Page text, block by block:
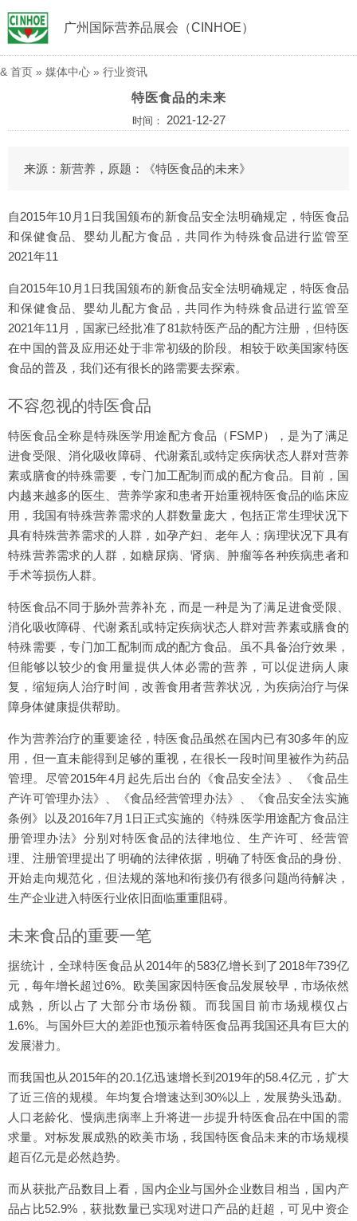
广州国际营养品展会（CINHOE）
& 首页 » 媒体中心 » 行业资讯
特医食品的未来
时间： 2021-12-27
来源：新营养，原题：《特医食品的未来》
自2015年10月1日我国颁布的新食品安全法明确规定，特医食品
和保健食品、婴幼儿配方食品，共同作为特殊食品进行监管至
2021年11
自2015年10月1日我国颁布的新食品安全法明确规定，特医食品
和保健食品、婴幼儿配方食品，共同作为特殊食品进行监管至
2021年11月，国家已经批准了81款特医产品的配方注册，但特医
在中国的普及应用还处于非常初级的阶段。相较于欧美国家特医
食品的普及，我们还有很长的路需要去探索。
不容忽视的特医食品
特医食品全称是特殊医学用途配方食品（FSMP），是为了满足
进食受限、消化吸收障碍、代谢紊乱或特定疾病状态人群对营养
素或膳食的特殊需要，专门加工配制而成的配方食品。目前，国
内越来越多的医生、营养学家和患者开始重视特医食品的临床应
用，我国有特殊营养需求的人群数量庞大，包括正常生理状况下
具有特殊营养需求的人群，如孕产妇、老年人；病理状况下具有
特殊营养需求的人群，如糖尿病、肾病、肿瘤等各种疾病患者和
手术等损伤人群。
特医食品不同于肠外营养补充，而是一种是为了满足进食受限、
消化吸收障碍、代谢紊乱或特定疾病状态人群对营养素或膳食的
特殊需要，专门加工配制而成的配方食品。虽不具备治疗效果，
但能够以较少的食用量提供人体必需的营养，可以促进病人康
复，缩短病人治疗时间，改善食用者营养状况，为疾病治疗与保
障身体健康提供帮助。
作为营养治疗的重要途径，特医食品虽然在国内已有30多年的应
用，但一直未能得到足够的重视，在很长一段时间里被作为药品
管理。尽管2015年4月起先后出台的《食品安全法》、《食品生
产许可管理办法》、《食品经营管理办法》、《食品安全法实施
条例》以及2016年7月1日正式实施的《特殊医学用途配方食品注
册管理办法》分别对特医食品的法律地位、生产许可、经营管
理、注册管理提出了明确的法律依据，明确了特医食品的身份、
开始走向规范化，但法规的落地和衔接仍有很多问题尚待解决，
生产企业进入特医行业依旧面临重重阻碍。
未来食品的重要一笔
据统计，全球特医食品从2014年的583亿增长到了2018年739亿
元，每年增长超过6%。欧美国家因特医食品发展较早，市场依然
成熟，所以占了大部分市场份额。而我国目前市场规模仅占
1.6%。与国外巨大的差距也预示着特医食品再我国还具有巨大的
发展潜力。
而我国也从2015年的20.1亿迅速增长到2019年的58.4亿元，扩大
了近三倍的规模。年均复合增速达到30%以上，发展势头迅勐。
人口老龄化、慢病患病率上升将进一步提升特医食品在中国的需
求量。对标发展成熟的欧美市场，我国特医食品未来的市场规模
超百亿元是必然趋势。
而从获批产品数目上看，国内企业与国外企业数目相当，国内产
品占比52.9%，获批数量已实现对进口产品的赶超，可见中资企